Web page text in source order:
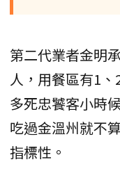
第二代業者金明
人，用餐區有1
多死忠饕客小時
吃過金溫州就不
指標性。